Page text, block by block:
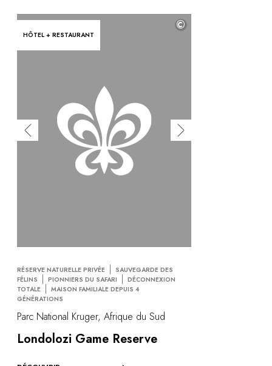
HÔTEL + RESTAURANT
©
RÉSERVE NATURELLE PRIVÉE
SAUVEGARDE DES
FÉLINS
PIONNIERS DU SAFARI
DÉCONNEXION
TOTALE
MAISON FAMILIALE DEPUIS 4
GÉNÉRATIONS
Parc National Kruger, Afrique du Sud
Londolozi Game Reserve